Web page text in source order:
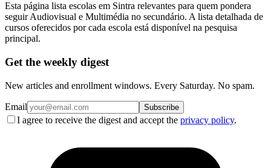
Esta página lista escolas em Sintra relevantes para quem pondera
seguir Audiovisual e Multimédia no secundário. A lista detalhada de
cursos oferecidos por cada escola está disponível na pesquisa
principal.
Get the weekly digest
New articles and enrollment windows. Every Saturday. No spam.
Email Subscribe
I agree to receive the digest and accept the privacy policy.